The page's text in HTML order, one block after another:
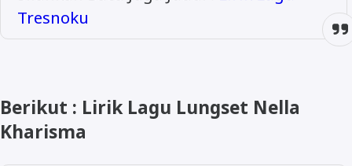
Tresnoku
Berikut : Lirik Lagu Lungset Nella
Kharisma